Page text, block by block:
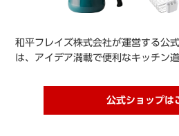
和平フレイズ株式会社が運営する公
は、アイデア満載で便利なキッチン
公式ショップは